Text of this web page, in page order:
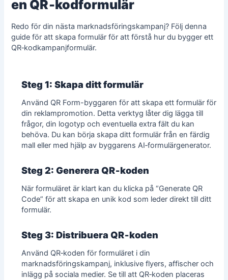
en QR‑kodformulär
Redo för din nästa marknadsföringskampanj? Följ denna
guide för att skapa formulär för att förstå hur du bygger ett
QR‑kodkampanjformulär.
Steg 1: Skapa ditt formulär
Använd QR Form-byggaren för att skapa ett formulär för
din reklampromotion. Detta verktyg låter dig lägga till
frågor, din logotyp och eventuella extra fält du kan
behöva. Du kan börja skapa ditt formulär från en färdig
mall eller med hjälp av byggarens AI‑formulärgenerator.
Steg 2: Generera QR‑koden
När formuläret är klart kan du klicka på “Generate QR
Code” för att skapa en unik kod som leder direkt till ditt
formulär.
Steg 3: Distribuera QR‑koden
Använd QR‑koden för formuläret i din
marknadsföringskampanj, inklusive flyers, affischer och
inlägg på sociala medier. Se till att QR‑koden placeras